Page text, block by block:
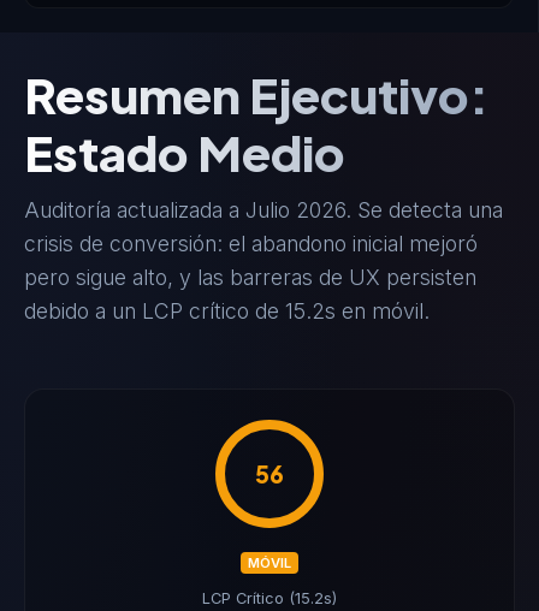
Resumen Ejecutivo:
Estado Medio
Auditoría actualizada a Julio 2026. Se detecta una
crisis de conversión: el abandono inicial mejoró
pero sigue alto, y las barreras de UX persisten
debido a un LCP crítico de 15.2s en móvil.
56
MÓVIL
LCP Crítico (15.2s)